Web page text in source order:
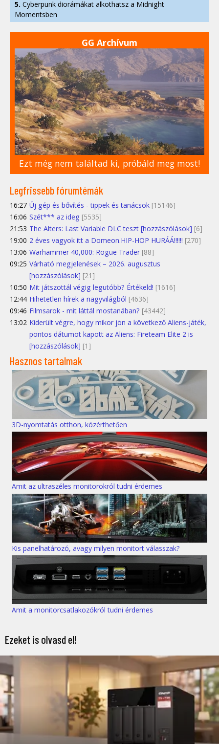
5. Cyberpunk diorámákat alkothatsz a Midnight
Momentsben
GG Archívum
Ezt még nem találtad ki, próbáld meg most!
Legfrissebb fórumtémák
16:27 Új gép és bővítés - tippek és tanácsok [15146]
16:06 Szét*** az ideg [5535]
21:53 The Alters: Last Variable DLC teszt [hozzászólások] [6]
19:00 2 éves vagyok itt a Domeon.HIP-HOP HURÁÁ!!!!!! [270]
13:06 Warhammer 40,000: Rogue Trader [88]
09:25 Várható megjelenések – 2026. augusztus
[hozzászólások] [21]
10:50 Mit játszottál végig legutóbb? Értékeld! [1616]
12:44 Hihetetlen hírek a nagyvilágból [4636]
09:46 Filmsarok - mit láttál mostanában? [43442]
13:02 Kiderült végre, hogy mikor jön a következő Aliens-játék,
pontos dátumot kapott az Aliens: Fireteam Elite 2 is
[hozzászólások] [1]
Hasznos tartalmak
3D-nyomtatás otthon, közérthetően
Amit az ultraszéles monitorokról tudni érdemes
Kis panelhatározó, avagy milyen monitort válasszak?
Amit a monitorcsatlakozókról tudni érdemes
Ezeket is olvasd el!